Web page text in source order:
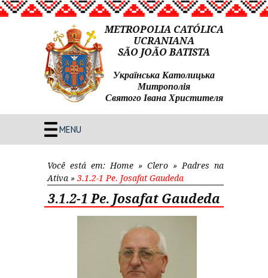
METROPOLIA CATÓLICA
UCRANIANA
SÃO JOÃO BATISTA
Українська Католицька
Митрополія
Святого Івана Христителя
MENU
Você está em: Home » Clero » Padres na
Ativa » 3.1.2-1 Pe. Josafat Gaudeda
3.1.2-1 Pe. Josafat Gaudeda